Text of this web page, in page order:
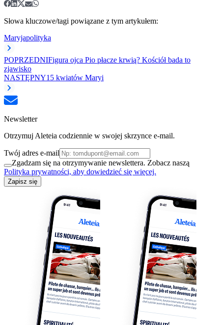
Słowa kluczowe/tagi powiązane z tym artykułem:
Maryjapolityka
POPRZEDNIFigura ojca Pio płacze krwią? Kościół bada to
zjawisko
NASTĘPNY15 kwiatów Maryi
Newsletter
Otrzymuj Aleteia codziennie w swojej skrzynce e-mail.
Twój adres e-mail
Zgadzam się na otrzymywanie newslettera. Zobacz naszą
Polityka prywatności, aby dowiedzieć się więcej.
Zapisz się